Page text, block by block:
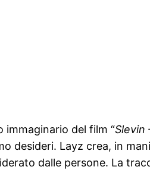
immaginario del film “Slevin
desideri. Layz crea, in
dalle persone. La